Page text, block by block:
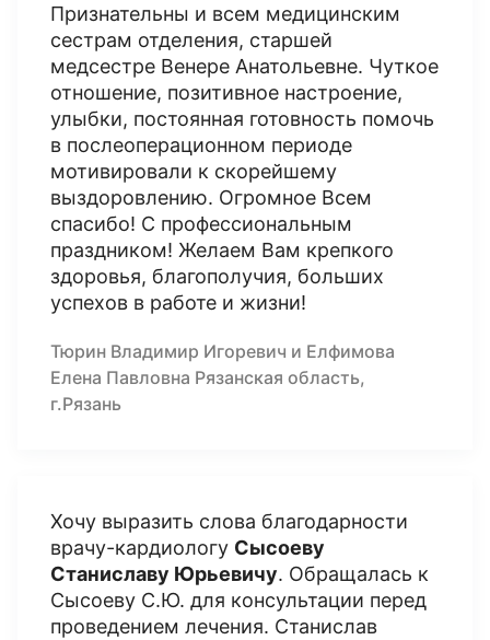
Признательны и всем медицинским
сестрам отделения, старшей
медсестре Венере Анатольевне. Чуткое
отношение, позитивное настроение,
улыбки, постоянная готовность помочь
в послеоперационном периоде
мотивировали к скорейшему
выздоровлению. Огромное Всем
спасибо! С профессиональным
праздником! Желаем Вам крепкого
здоровья, благополучия, больших
успехов в работе и жизни!
Тюрин Владимир Игоревич и Елфимова
Елена Павловна Рязанская область,
г.Рязань
Хочу выразить слова благодарности
врачу-кардиологу Сысоеву
Станиславу Юрьевичу. Обращалась к
Сысоеву С.Ю. для консультации перед
проведением лечения. Станислав